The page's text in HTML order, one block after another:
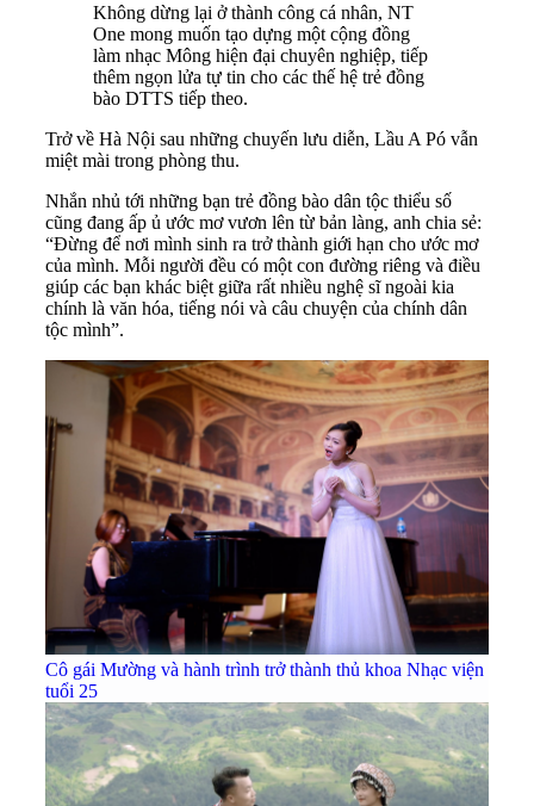
Không dừng lại ở thành công cá nhân, NT
One mong muốn tạo dựng một cộng đồng
làm nhạc Mông hiện đại chuyên nghiệp, tiếp
thêm ngọn lửa tự tin cho các thế hệ trẻ đồng
bào DTTS tiếp theo.
Trở về Hà Nội sau những chuyến lưu diễn, Lầu A Pó vẫn
miệt mài trong phòng thu.
Nhắn nhủ tới những bạn trẻ đồng bào dân tộc thiểu số
cũng đang ấp ủ ước mơ vươn lên từ bản làng, anh chia sẻ:
“Đừng để nơi mình sinh ra trở thành giới hạn cho ước mơ
của mình. Mỗi người đều có một con đường riêng và điều
giúp các bạn khác biệt giữa rất nhiều nghệ sĩ ngoài kia
chính là văn hóa, tiếng nói và câu chuyện của chính dân
tộc mình”.
Cô gái Mường và hành trình trở thành thủ khoa Nhạc viện
tuổi 25